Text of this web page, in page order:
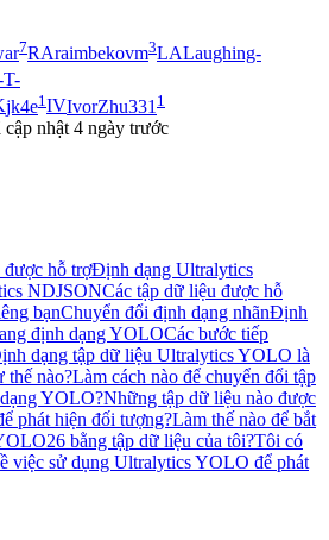
7RAraimbekovm3LALaughing-
T-
jk4e1 IVIvorZhu331 1
nhật 4 ngày trước
được hỗ trợĐịnh dạng Ultralytics
NDJSONCác tập dữ liệu được hỗ
bạnChuyển đổi định dạng nhãnĐịnh
định dạng YOLOCác bước tiếp
dạng tập dữ liệu Ultralytics YOLO là
thế nào?Làm cách nào để chuyển đổi tập
YOLO?Những tập dữ liệu nào được
phát hiện đối tượng?Làm thế nào để bắt
bằng tập dữ liệu của tôi?Tôi có
việc sử dụng Ultralytics YOLO để phát